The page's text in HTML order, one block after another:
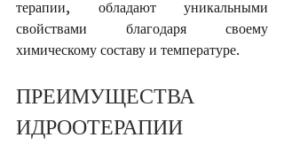
терапии, обладают уникальными
свойствами благодаря своему
химическому составу и температуре.
ПРЕИМУЩЕСТВА
ИДРООТЕРАПИИ